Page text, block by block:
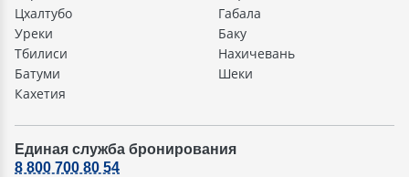
Цхалтубо
Уреки
Тбилиси
Батуми
Кахетия
Габала
Баку
Нахичевань
Шеки
Единая служба бронирования
8 800 700 80 54